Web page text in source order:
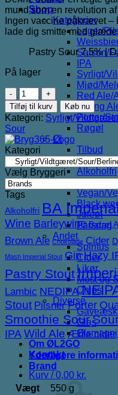
Shop
Kategorier
Lager/
Saison/
IPA
Syrligt/
Mjød/
Red Ale/
Strong
Porter/
Røgøl
Øl
Tilbud
6pack2go
Alkoholfri
Glutenfri
Vegan/
Black
Juleøl
Farsdag
Andet
Spiritus
Cider
Likør
Most og
Chips
Diverse
Glas
Om ØL2GO
Kontakt
Kurv /0,00 kr.
mund som en revolution
Ingen vaccine påkrævet
lade dig smitte med
Pastry Sour 7,5% |
På lager
Bryg
365
The
Virus
antal
Tilføj til kurv Køb nu
Kategori: Syrligt/
Sour
Kategori
Vælg Bryggeri
Tags
Alkoholfri BA
Wine Barleywine Barrel
Brown Ale Chokolade Cider
Mash Imperial Stout GinHazy
Pastry Stout
Lambic NEDIPA
Stout Pilsner Porter
Smoothie Sour
IPAWild Ale Æble cider
Yderligere
Brand
Vægt
550 g